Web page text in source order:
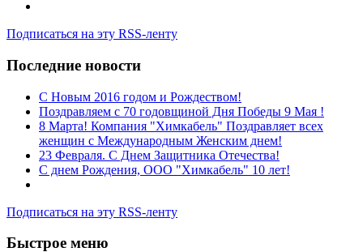
Подписаться на эту RSS-ленту
Последние новости
C Новым 2016 годом и Рождеством!
Поздравляем с 70 годовщиной Дня Победы 9 Мая !
8 Марта! Компания "Химкабель" Поздравляет всех
женщин с Международным Женским днем!
23 Февраля. С Днем Защитника Отечества!
С днем Рождения, ООО "Химкабель" 10 лет!
Подписаться на эту RSS-ленту
Быстрое меню